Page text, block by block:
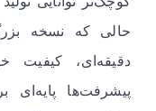
دقیقه‌ای، کیفیت
پیشرفت‌ها پایه‌ای